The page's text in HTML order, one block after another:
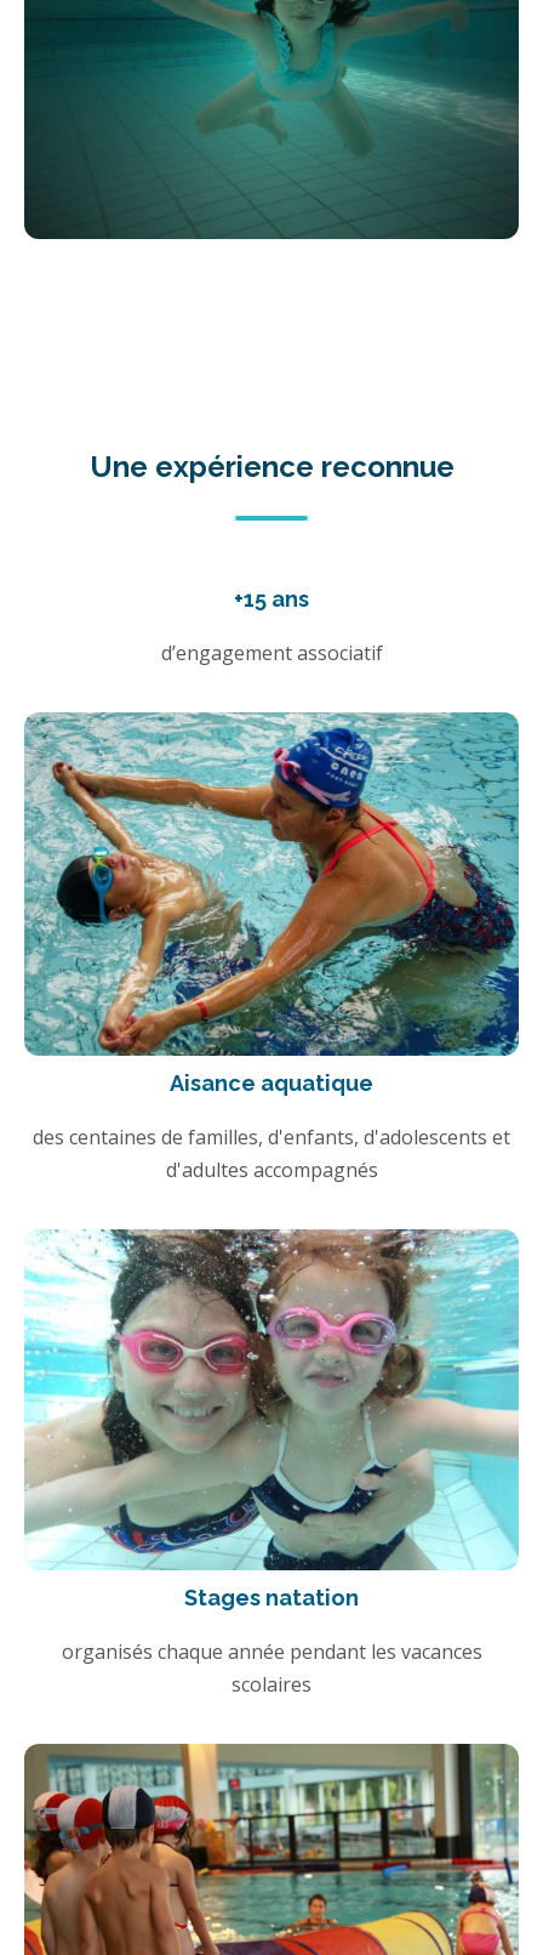
Une expérience reconnue
+15 ans
d’engagement associatif
Aisance aquatique
des centaines de familles, d'enfants, d'adolescents et
d'adultes accompagnés
Stages natation
organisés chaque année pendant les vacances
scolaires